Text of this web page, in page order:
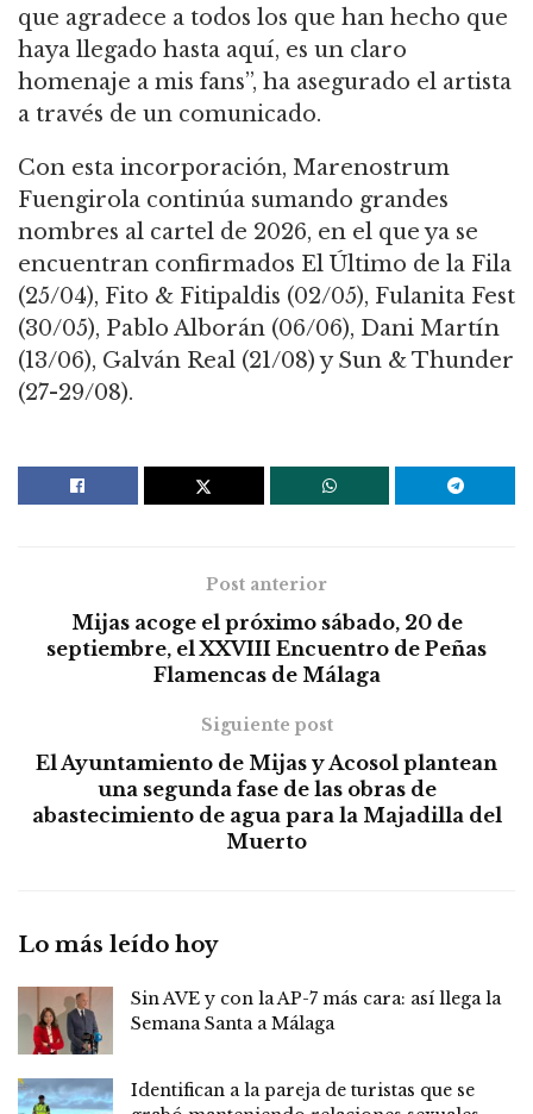
que agradece a todos los que han hecho que
haya llegado hasta aquí, es un claro
homenaje a mis fans”, ha asegurado el artista
a través de un comunicado.
Con esta incorporación, Marenostrum
Fuengirola continúa sumando grandes
nombres al cartel de 2026, en el que ya se
encuentran confirmados El Último de la Fila
(25/04), Fito & Fitipaldis (02/05), Fulanita Fest
(30/05), Pablo Alborán (06/06), Dani Martín
(13/06), Galván Real (21/08) y Sun & Thunder
(27-29/08).
Post anterior
Mijas acoge el próximo sábado, 20 de
septiembre, el XXVIII Encuentro de Peñas
Flamencas de Málaga
Siguiente post
El Ayuntamiento de Mijas y Acosol plantean
una segunda fase de las obras de
abastecimiento de agua para la Majadilla del
Muerto
Lo más leído hoy
Sin AVE y con la AP-7 más cara: así llega la
Semana Santa a Málaga
Identifican a la pareja de turistas que se